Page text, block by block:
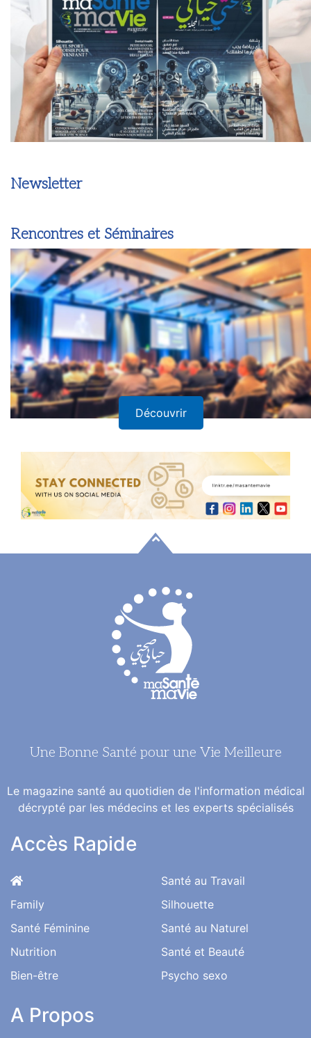
Newsletter
Rencontres et Séminaires
Découvrir
Une Bonne Santé pour une Vie Meilleure
Le magazine santé au quotidien de l'information médical
décrypté par les médecins et les experts spécialisés
Accès Rapide
Family
Santé Féminine
Nutrition
Bien-être
Santé au Travail
Silhouette
Santé au Naturel
Santé et Beauté
Psycho sexo
A Propos